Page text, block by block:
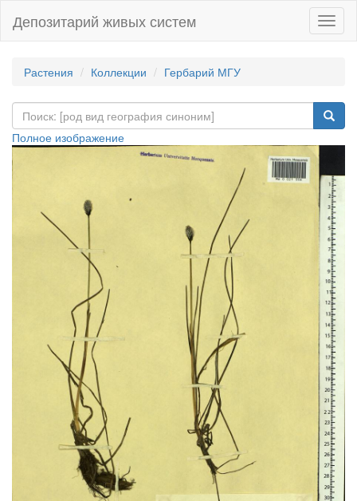
Депозитарий живых систем
Растения Коллекции Гербарий МГУ
Полное изображение